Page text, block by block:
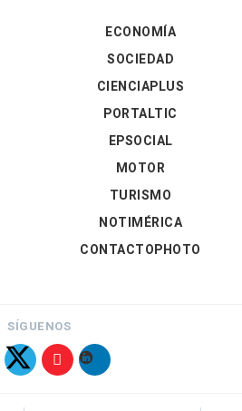
ECONOMÍA
SOCIEDAD
CIENCIAPLUS
PORTALTIC
EPSOCIAL
MOTOR
TURISMO
NOTIMÉRICA
CONTACTOPHOTO
SÍGUENOS